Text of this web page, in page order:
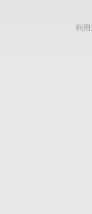
利用